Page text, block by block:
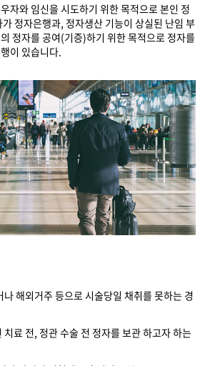
자와 임신을 시도하기 위한 목적으로 본인 정
정자은행과, 정자생산 기능이 상실된 난임 부
정자를 공여(기증)하기 위한 목적으로 정자를
이 있습니다.
나 해외거주 등으로 시술당일 채취를 못하는 경
료 전, 정관 수술 전 정자를 보관 하고자 하는